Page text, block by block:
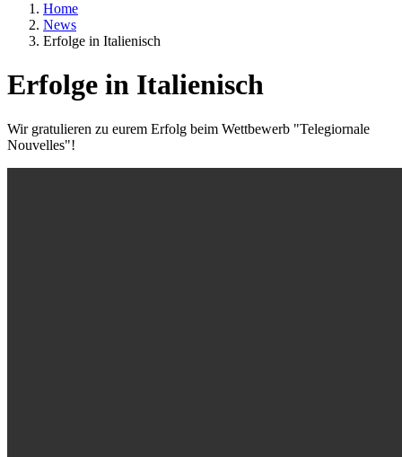
Home
News
Erfolge in Italienisch
Erfolge in Italienisch
Textkörper
Wir gratulieren zu eurem Erfolg beim Wettbewerb "Telegiornale
Nouvelles"!